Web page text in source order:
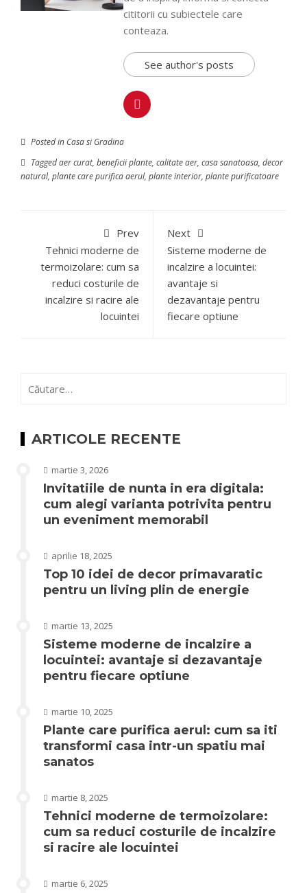
cititorii cu subiectele care
conteaza.
See author's posts
Posted in Casa si Gradina
Taggedaer curat, beneficii plante, calitate aer, casa sanatoasa, decor
natural, plante care purifica aerul, plante interior, plante purificatoare
Prev
Tehnici moderne de
termoizolare: cum sa
reduci costurile de
incalzire si racire ale
locuintei
Next
Sisteme moderne de
incalzire a locuintei:
avantaje si
dezavantaje pentru
fiecare optiune
după:
ARTICOLE RECENTE
martie 3, 2026
Invitatiile de nunta in era digitala:
cum alegi varianta potrivita pentru
un eveniment memorabil
aprilie 18, 2025
Top 10 idei de decor primavaratic
pentru un living plin de energie
martie 13, 2025
Sisteme moderne de incalzire a
locuintei: avantaje si dezavantaje
pentru fiecare optiune
martie 10, 2025
Plante care purifica aerul: cum sa iti
transformi casa intr-un spatiu mai
sanatos
martie 8, 2025
Tehnici moderne de termoizolare:
cum sa reduci costurile de incalzire
si racire ale locuintei
martie 6, 2025